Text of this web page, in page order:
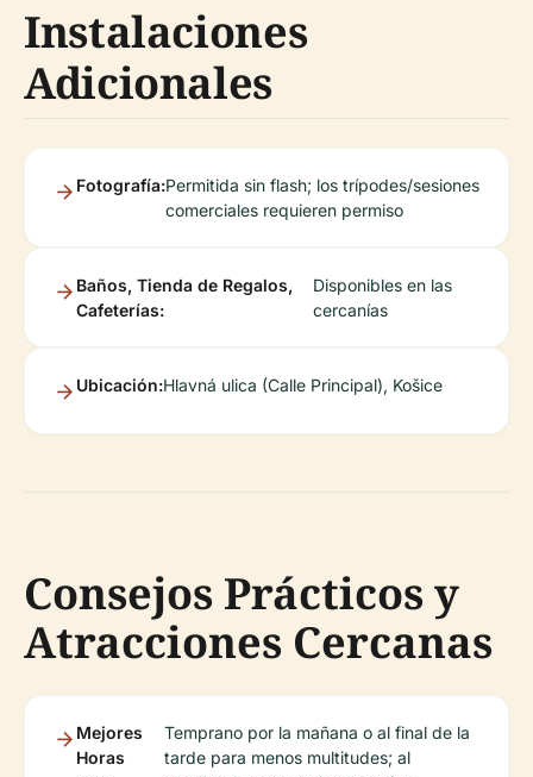
Instalaciones
Adicionales
Fotografía:Permitida sin flash; los trípodes/sesiones
comerciales requieren permiso
Baños, Tienda de Regalos,
Cafeterías:
Disponibles en las
cercanías
Ubicación:Hlavná ulica (Calle Principal), Košice
Consejos Prácticos y
Atracciones Cercanas
Mejores
Horas
Temprano por la mañana o al final de la
tarde para menos multitudes; al